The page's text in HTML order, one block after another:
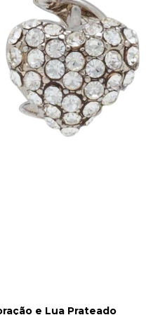
e Lua Prateado